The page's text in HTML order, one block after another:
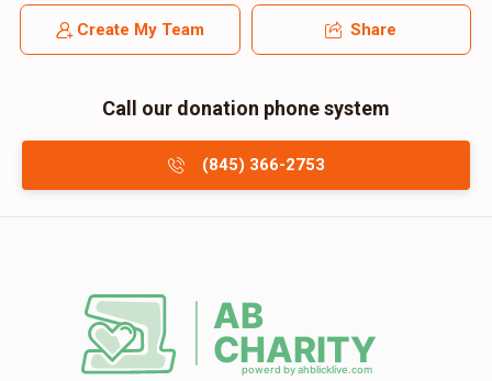
Create My Team Share
Call our donation phone system
(845) 366-2753